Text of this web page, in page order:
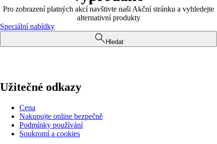
Pro zobrazení platných akcí navštivte naši Akční stránku a vyhledejte
alternativní produkty
Speciální nabídky
Hledat
Užitečné odkazy
Cena
Nakupujte online bezpečně
Podmínky používání
Soukromí a cookies